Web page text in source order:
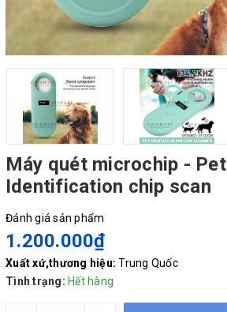
Máy quét microchip - Pet
Identification chip scan
Đánh giá sản phẩm
1.200.000₫
Xuất xứ,thương hiệu: Trung Quốc
Tình trạng: Hết hàng